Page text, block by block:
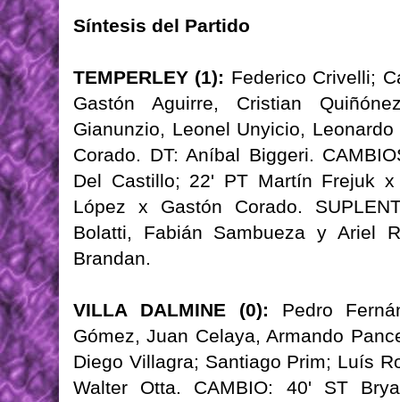
Síntesis del Partido
TEMPERLEY (1): Federico Crivelli;
Gastón Aguirre, Cristian
Gianunzio, Leonel Unyicio,
Corado. DT: Aníbal Biggeri.
Del Castillo; 22' PT Martín Frejuk
López x Gastón Corado.
Bolatti, Fabián Sambueza y Ariel
Brandan.
VILLA DALMINE (0): Pedro
Gómez, Juan Celaya, Armando
Diego Villagra; Santiago Prim; Luís
Walter Otta. CAMBIO: 40' ST